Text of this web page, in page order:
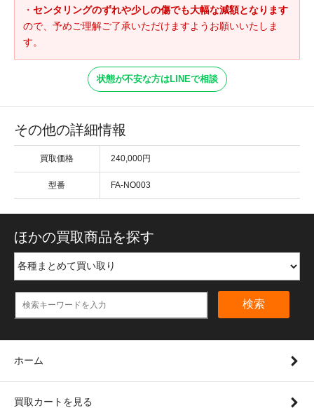
・ センタリングのずれや少しの傷でも大幅な減額となります
ので、予めご理解ご了承いただけますようお願いいたしま
す。
状態が不安な方はLINEで相談
その他の詳細情報
買取価格 240,000円
型番 FA-NO003
ほかの買取商品を探す
検索
ホーム
買取カートを見る